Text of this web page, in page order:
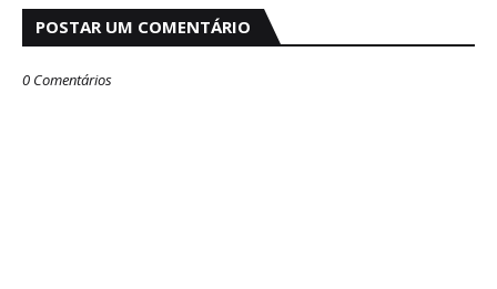
POSTAR UM COMENTÁRIO
0 Comentários